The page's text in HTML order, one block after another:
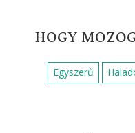
HOGY
Egyszerű